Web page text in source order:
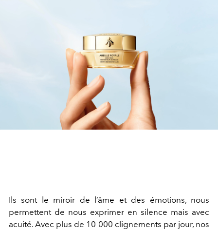
Ils sont le miroir de l’âme et des émotions, nous
permettent de nous exprimer en silence mais avec
acuité. Avec plus de 10 000 clignements par jour, nos